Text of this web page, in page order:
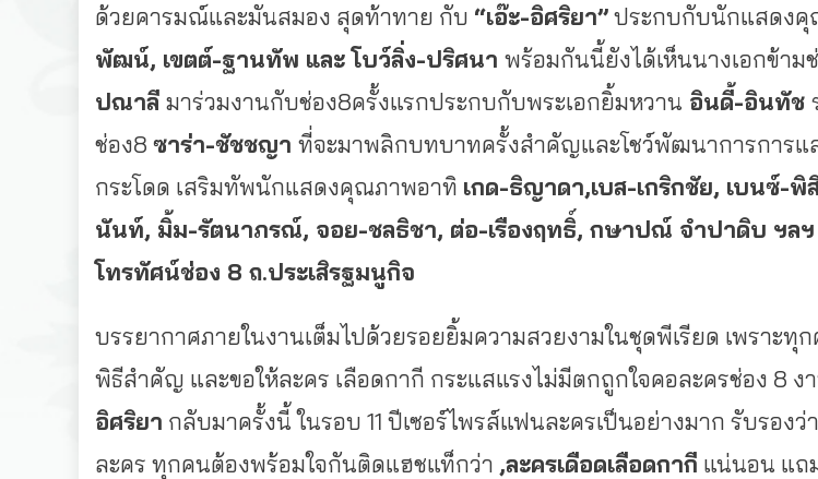
ด้วยคารมณ์และมันสมอง สุดท้าทาย กับ “เอ๊ะ-อิศริยา”ประกบกับนักแสดง
พัฒน์, เขตต์-ฐานทัพ และ โบว์ลิ่ง-ปริศนา พร้อมกันนี้ยังได้เห็นนางเอกข้าม
ปณาลี มาร่วมงานกับช่อง8ครั้งแรกประกบกับพระเอกยิ้มหวาน อินดี้-อินทัช
ช่อง8 ซาร่า-ชัชชญา ที่จะมาพลิกบทบาทครั้งสำคัญและโชว์พัฒนาการการแ
กระโดด เสริมทัพนักแสดงคุณภาพอาทิ เกด-ธิญาดา,เบส-เกริกชัย, เบนซ์-
นันท์, มิ้ม-รัตนาภรณ์, จอย-ชลธิชา, ต่อ-เรืองฤทธิ์, กษาปณ์ จำปาดิบ ฯลฯ
โทรทัศน์ช่อง 8 ถ.ประเสิรฐมนูกิจ
บรรยากาศภายในงานเต็มไปด้วยรอยยิ้มความสวยงามในชุดพีเรียด เพราะทุ
พิธีสำคัญ และขอให้ละคร เลือดกากี กระแสแรงไม่มีตกถูกใจคอละครช่อง 8 ง
อิศริยา กลับมาครั้งนี้ ในรอบ 11 ปีเซอร์ไพรส์แฟนละครเป็นอย่างมาก รับรอง
ละคร ทุกคนต้องพร้อมใจกันติดแฮชแท็กว่า ,ละครเดือดเลือดกากี แน่นอน แถ